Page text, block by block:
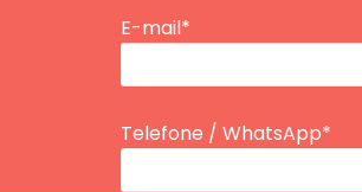
E-mail*
Telefone / WhatsApp*